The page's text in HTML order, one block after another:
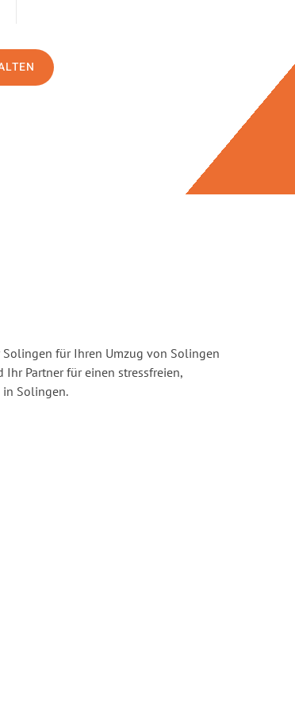
Solingen für Ihren Umzug von Solingen
Ihr Partner für einen stressfreien,
Solingen.